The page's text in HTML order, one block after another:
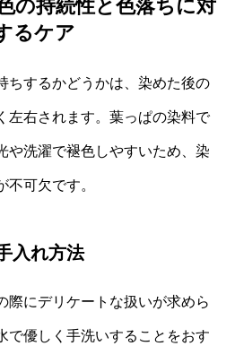
の持続性と色落ちに対
るケア
ちするかどうかは、染めた後の
左右されます。葉っぱの染料で
や洗濯で褪色しやすいため、染
不可欠です。
入れ方法
際にデリケートな扱いが求めら
で優しく手洗いすることをおす